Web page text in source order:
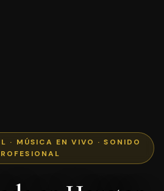
· MÚSICA EN VIVO · SONIDO